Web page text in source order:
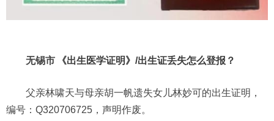
无锡市 《出生医学证明》/出生证丢失怎么登报？
父亲林啸天与母亲胡一帆遗失女儿林妙可的出生证明，
编号：Q320706725，声明作废。